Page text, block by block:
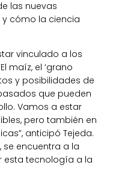
las nuevas
cómo la ciencia
vinculado a los
maíz, el ‘grano
y posibilidades de
que pueden
Vamos a estar
pero también en
anticipó Tejeda.
se encuentra a la
esta tecnología a la